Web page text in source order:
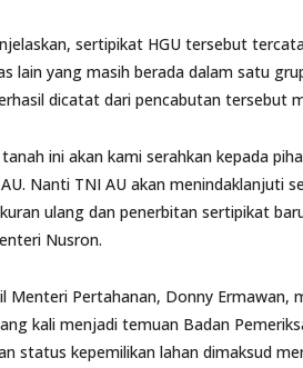
sertipikat HGU tersebut
lain yang masih berada dalam satu
dicatat dari pencabutan tersebut
ini akan kami serahkan kepada
Nanti TNI AU akan menindaklanjuti
ulang dan penerbitan sertipikat
Nusron.
Menteri Pertahanan, Donny Ermawan,
kali menjadi temuan Badan
status kepemilikan lahan dimaksud